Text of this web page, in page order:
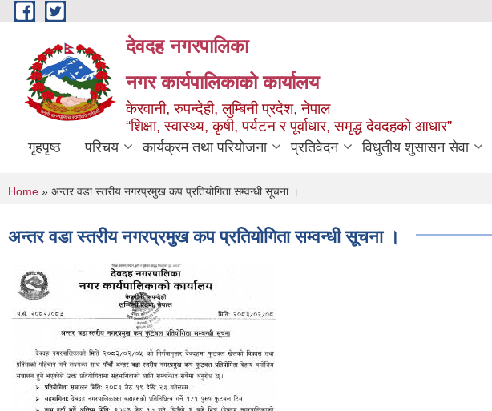
Skip to main content
देवदह नगरपालिका
नगर कार्यपालिकाको कार्यालय
केरवानी, रुपन्देही, लुम्बिनी प्रदेश, नेपाल
“शिक्षा, स्वास्थ्य, कृषी, पर्यटन र पूर्वाधार, समृद्ध देवदहको आधार”
गृहपृष्ठ परिचय कार्यक्रम तथा परियोजना प्रतिवेदन विधुतीय शुसासन सेवा
You are here
Home » अन्तर वडा स्तरीय नगरप्रमुख कप प्रतियोगिता सम्वन्धी सूचना ।
अन्तर वडा स्तरीय नगरप्रमुख कप प्रतियोगिता सम्वन्धी सूचना ।